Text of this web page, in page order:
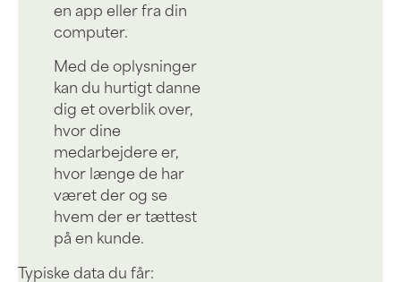
en app eller fra din
computer.
Med de oplysninger
kan du hurtigt danne
dig et overblik over,
hvor dine
medarbejdere er,
hvor længe de har
været der og se
hvem der er tættest
på en kunde.
Typiske data du får: